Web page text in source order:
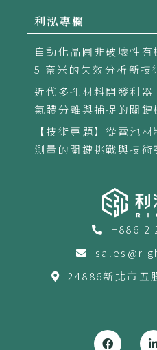
利泓專欄
自動化晶圓非破壞性
5 奈米的失效分析新技
近代多孔材料開發利
氣體分離與捕捉的關鍵
【技術專題】從電池
測量的關鍵挑戰與技術
+886 2
24886新北市五